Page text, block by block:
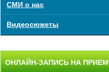
СМИ о нас
Видеосюжеты
ОНЛАЙН-ЗАПИСЬ НА ПРИЕМ